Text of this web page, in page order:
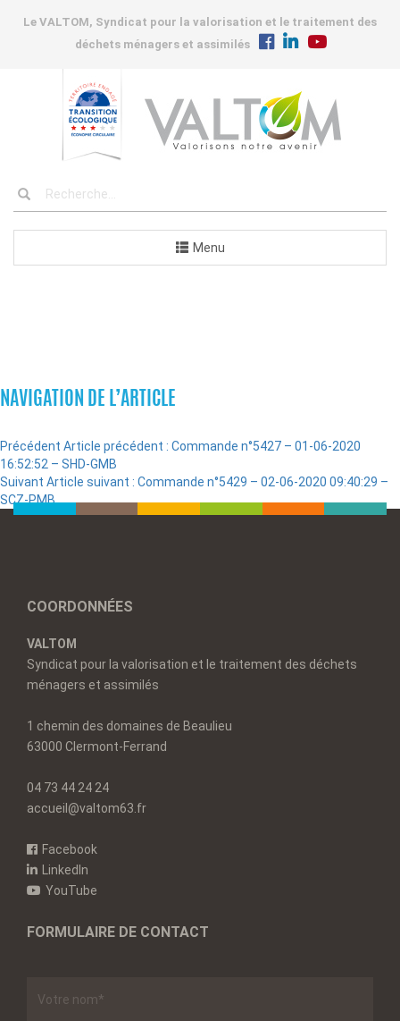
Le VALTOM, Syndicat pour la valorisation et le traitement des
déchets ménagers et assimilés
Menu
NAVIGATION DE L’ARTICLE
Précédent Article précédent : Commande n°5427 – 01-06-2020
16:52:52 – SHD-GMB
Suivant Article suivant : Commande n°5429 – 02-06-2020 09:40:29 –
SCZ-PMB
COORDONNÉES
VALTOM
Syndicat pour la valorisation et le traitement des déchets
ménagers et assimilés
1 chemin des domaines de Beaulieu
63000 Clermont-Ferrand
04 73 44 24 24
accueil@valtom63.fr
Facebook
LinkedIn
YouTube
FORMULAIRE DE CONTACT